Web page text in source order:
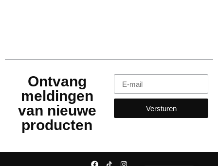
Ontvang
meldingen
van nieuwe
producten
Versturen